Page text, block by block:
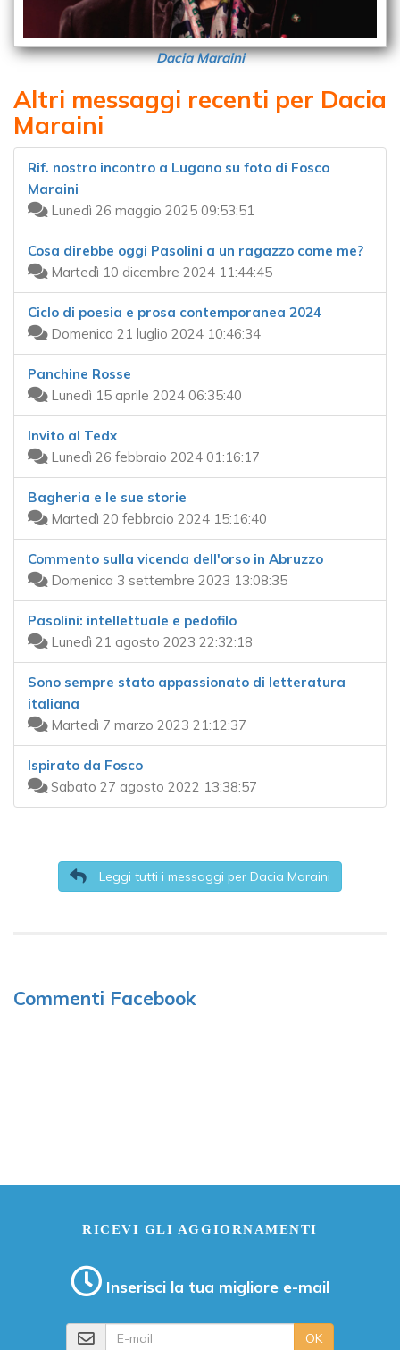
Dacia Maraini
Altri messaggi recenti per Dacia
Maraini
Rif. nostro incontro a Lugano su foto di Fosco
Maraini
Lunedì 26 maggio 2025 09:53:51
Cosa direbbe oggi Pasolini a un ragazzo come me?
Martedì 10 dicembre 2024 11:44:45
Ciclo di poesia e prosa contemporanea 2024
Domenica 21 luglio 2024 10:46:34
Panchine Rosse
Lunedì 15 aprile 2024 06:35:40
Invito al Tedx
Lunedì 26 febbraio 2024 01:16:17
Bagheria e le sue storie
Martedì 20 febbraio 2024 15:16:40
Commento sulla vicenda dell'orso in Abruzzo
Domenica 3 settembre 2023 13:08:35
Pasolini: intellettuale e pedofilo
Lunedì 21 agosto 2023 22:32:18
Sono sempre stato appassionato di letteratura
italiana
Martedì 7 marzo 2023 21:12:37
Ispirato da Fosco
Sabato 27 agosto 2022 13:38:57
Leggi tutti i messaggi per Dacia Maraini
Commenti Facebook
RICEVI GLI AGGIORNAMENTI
Inserisci la tua migliore e-mail
OK